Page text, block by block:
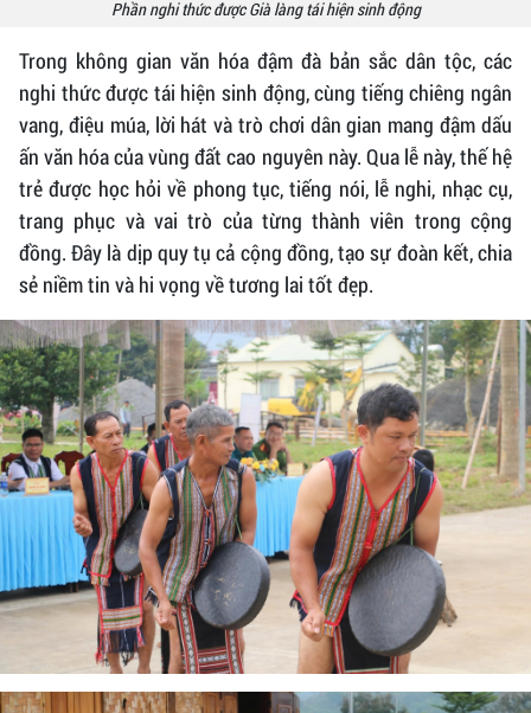
Phần nghi thức được Già làng tái hiện sinh động
Trong không gian văn hóa đậm đà bản sắc dân tộc, các
nghi thức được tái hiện sinh động, cùng tiếng chiêng ngân
vang, điệu múa, lời hát và trò chơi dân gian mang đậm dấu
ấn văn hóa của vùng đất cao nguyên này. Qua lễ này, thế hệ
trẻ được học hỏi về phong tục, tiếng nói, lễ nghi, nhạc cụ,
trang phục và vai trò của từng thành viên trong cộng
đồng. Đây là dịp quy tụ cả cộng đồng, tạo sự đoàn kết, chia
sẻ niềm tin và hi vọng về tương lai tốt đẹp.